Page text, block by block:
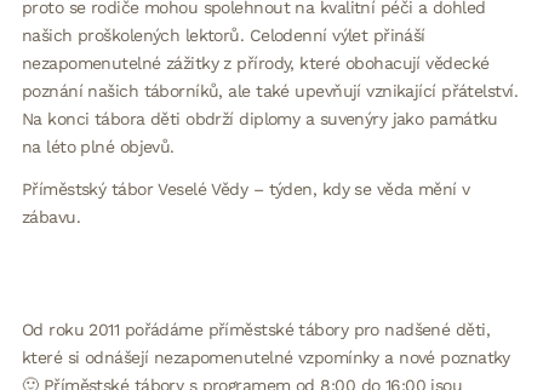
proto se rodiče mohou spolehnout na kvalitní péči a dohled
našich proškolených lektorů. Celodenní výlet přináší
nezapomenutelné zážitky z přírody, které obohacují vědecké
poznání našich táborníků, ale také upevňují vznikající přátelství.
Na konci tábora děti obdrží diplomy a suvenýry jako památku
na léto plné objevů.
Příměstský tábor Veselé Vědy – týden, kdy se věda mění v
zábavu.
Od roku 2011 pořádáme příměstské tábory pro nadšené děti,
které si odnášejí nezapomenutelné vzpomínky a nové poznatky
🙂 Příměstské tábory s programem od 8:00 do 16:00 jsou